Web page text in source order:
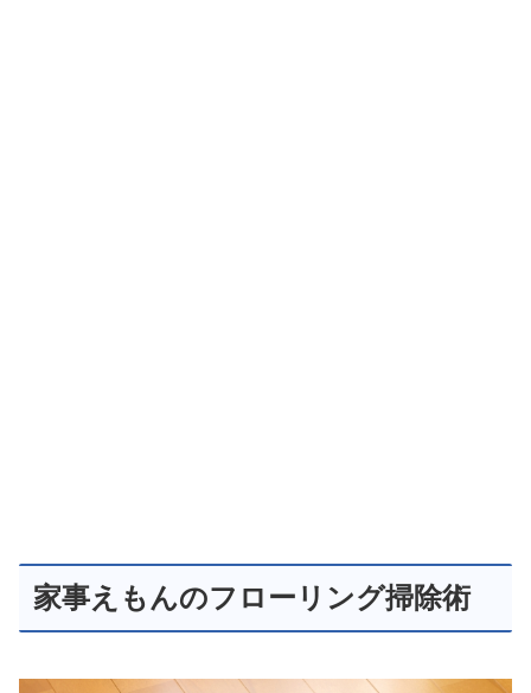
家事えもんのフローリング掃除術